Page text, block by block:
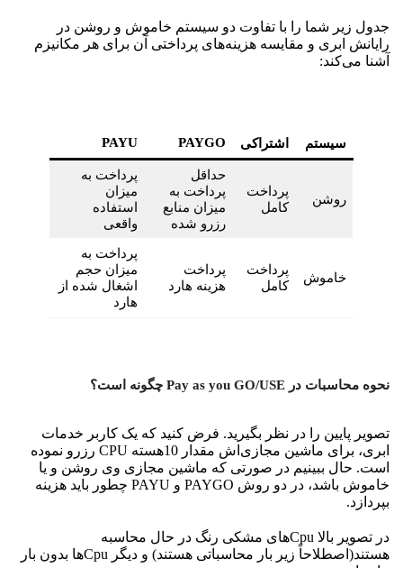
جدول زیر شما را با تفاوت دو سیستم خاموش و روشن در
رایانش ابری و مقایسه هزینه‌های پرداختی آن برای هر مکانیزم
آشنا می‌کند:
سیستم اشتراکی PAYGO
PAYU
روشن
پرداخت
کامل
حداقل
پرداخت به
میزان منابع
رزرو شده
پرداخت به
میزان
استفاده
واقعی
خاموش
پرداخت
کامل
پرداخت
هزینه‌ هارد
پرداخت به
میزان حجم
اشغال شده از
هارد
نحوه محاسبات در Pay as you GO/USE چگونه است؟
تصویر پایین را در نظر بگیرید. فرض کنید که یک کاربر خدمات
ابری، برای ماشین مجازی‌اش مقدار 10هسته CPU رزرو نموده
است. حال ببینیم در صورتی که ماشین مجازی وی روشن و یا
خاموش باشد، در دو روش PAYGO و PAYU چطور باید هزینه
بپردازد.
در تصویر بالا Cpuهای مشکی رنگ در حال محاسبه
هستند(اصطلاحاً زیر بار محاسباتی هستند) و دیگر Cpuها بدون بار